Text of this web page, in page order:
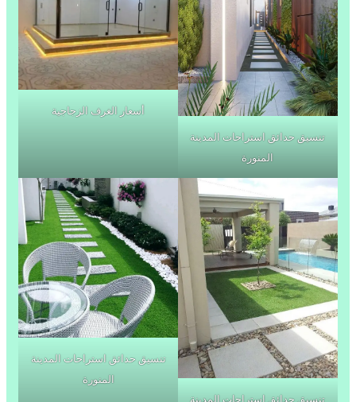
تنسيق حدائق استراحات المدينة
المنورة
أسعار الغرف الزجاجية
تنسيق حدائق استراحات المدينة
تنسيق حدائق استراحات المدينة
المنورة